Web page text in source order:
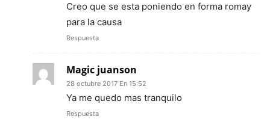
Creo que se esta poniendo en forma romay
para la causa
Respuesta
Magic juanson
28 octubre 2017 En 15:52
Ya me quedo mas tranquilo
Respuesta